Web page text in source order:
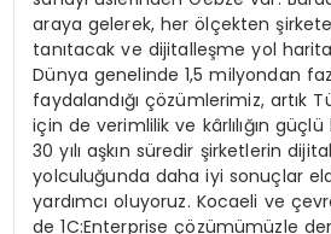
araya gelerek, her ölçekten
tanıtacak ve dijitalleşme yol
Dünya genelinde 1,5 milyondan
faydalandığı çözümlerimiz, artık
için de verimlilik ve kârlılığın güçlü
30 yılı aşkın süredir şirketlerin
yolculuğunda daha iyi sonuçlar
yardımcı oluyoruz. Kocaeli ve
de 1C:Enterprise çözümümüzle